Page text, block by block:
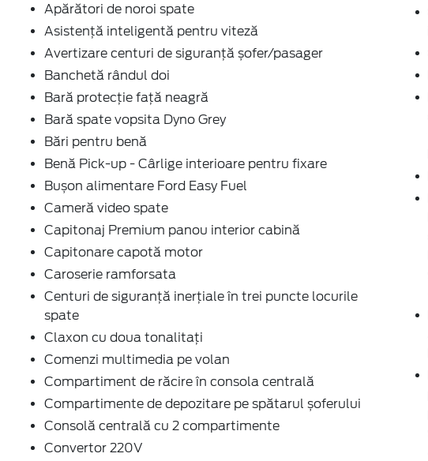
Apărători de noroi spate
Asistență inteligentă pentru viteză
Avertizare centuri de siguranță șofer/pasager
Banchetă rândul doi
Bară protecție față neagră
Bară spate vopsita Dyno Grey
Bări pentru benă
Benă Pick-up - Cârlige interioare pentru fixare
Bușon alimentare Ford Easy Fuel
Cameră video spate
Capitonaj Premium panou interior cabină
Capitonare capotă motor
Caroserie ramforsata
Centuri de siguranță inerțiale în trei puncte locurile
spate
Claxon cu doua tonalitați
Comenzi multimedia pe volan
Compartiment de răcire în consola centrală
Compartimente de depozitare pe spătarul șoferului
Consolă centrală cu 2 compartimente
Convertor 220V